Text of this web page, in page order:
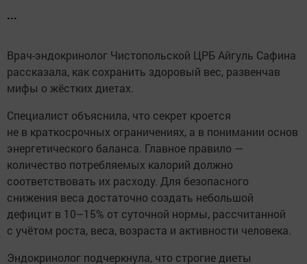
...
Врач-эндокринолог Чистопольской ЦРБ Айгуль Сафина
рассказала, как сохранить здоровый вес, развенчав
мифы о жёстких диетах.
Специалист объяснила, что секрет кроется
не в краткосрочных ограничениях, а в понимании основ
энергетического баланса. Главное правило —
количество потребляемых калорий должно
соответствовать их расходу. Для безопасного
снижения веса достаточно создать небольшой
дефицит в 10–15% от суточной нормы, рассчитанной
с учётом роста, веса, возраста и активности человека.
Эндокринолог подчеркнула, что строгие диеты